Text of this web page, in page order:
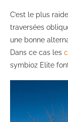
C’est le plus
traversées
une bonne
Dans ce cas les
symbioz Elite